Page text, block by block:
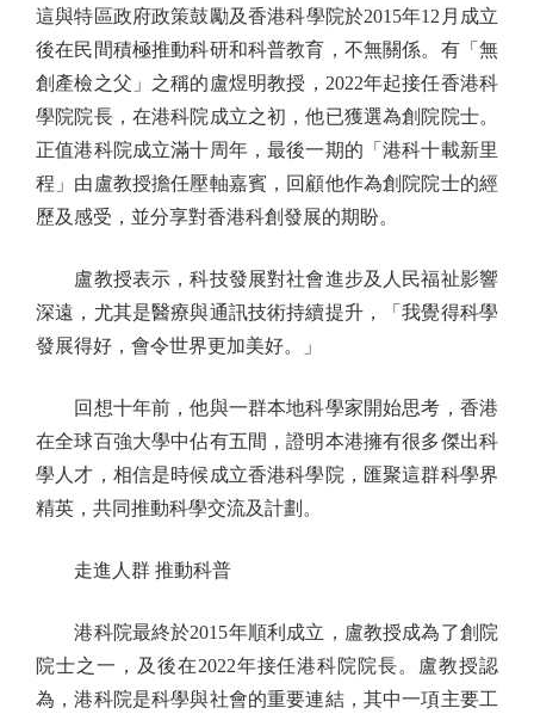
這與特區政府政策鼓勵及香港科學院於2015年12月成立
後在民間積極推動科研和科普教育，不無關係。有「無
創產檢之父」之稱的盧煜明教授，2022年起接任香港科
學院院長，在港科院成立之初，他已獲選為創院院士。
正值港科院成立滿十周年，最後一期的「港科十載新里
程」由盧教授擔任壓軸嘉賓，回顧他作為創院院士的經
歷及感受，並分享對香港科創發展的期盼。
盧教授表示，科技發展對社會進步及人民福祉影響
深遠，尤其是醫療與通訊技術持續提升，「我覺得科學
發展得好，會令世界更加美好。」
回想十年前，他與一群本地科學家開始思考，香港
在全球百強大學中佔有五間，證明本港擁有很多傑出科
學人才，相信是時候成立香港科學院，匯聚這群科學界
精英，共同推動科學交流及計劃。
走進人群 推動科普
港科院最終於2015年順利成立，盧教授成為了創院
院士之一，及後在2022年接任港科院院長。盧教授認
為，港科院是科學與社會的重要連結，其中一項主要工